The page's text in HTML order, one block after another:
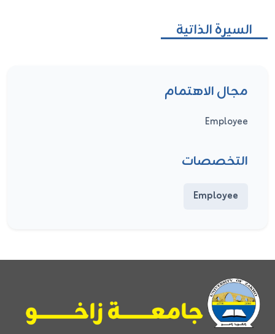
السيرة الذاتية
مجال الاهتمام
Employee
التخصصات
Employee